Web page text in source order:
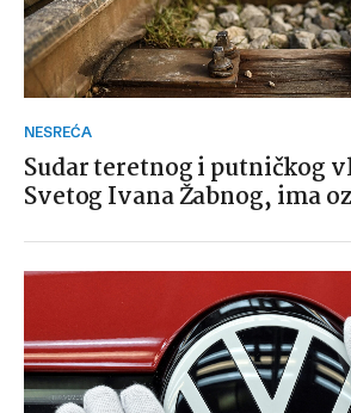
NESREĆA
Sudar teretnog i putničkog
Svetog Ivana Žabnog, ima